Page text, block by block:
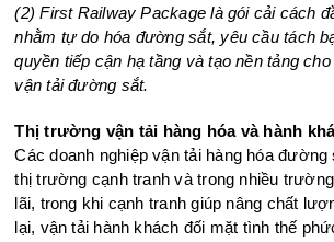
(2) First Railway Package là gói cải cách
nhằm tự do hóa đường sắt, yêu cầu tách
quyền tiếp cận hạ tầng và tạo nền tảng
vận tải đường sắt.
Thị trường vận tải hàng hóa và hành
Các doanh nghiệp vận tải hàng hóa
thị trường cạnh tranh và trong nhiều
lãi, trong khi cạnh tranh giúp nâng chất
lại, vận tải hành khách đối mặt tình thế